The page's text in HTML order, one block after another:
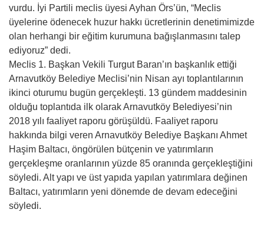
vurdu. İyi Partili meclis üyesi Ayhan Örs’ün, “Meclis
üyelerine ödenecek huzur hakkı ücretlerinin denetimimizde
olan herhangi bir eğitim kurumuna bağışlanmasını talep
ediyoruz” dedi.
Meclis 1. Başkan Vekili Turgut Baran’ın başkanlık ettiği
Arnavutköy Belediye Meclisi’nin Nisan ayı toplantılarının
ikinci oturumu bugün gerçekleşti. 13 gündem maddesinin
olduğu toplantıda ilk olarak Arnavutköy Belediyesi’nin
2018 yılı faaliyet raporu görüşüldü. Faaliyet raporu
hakkında bilgi veren Arnavutköy Belediye Başkanı Ahmet
Haşim Baltacı, öngörülen bütçenin ve yatırımların
gerçekleşme oranlarının yüzde 85 oranında gerçekleştiğini
söyledi. Alt yapı ve üst yapıda yapılan yatırımlara değinen
Baltacı, yatırımların yeni dönemde de devam edeceğini
söyledi.